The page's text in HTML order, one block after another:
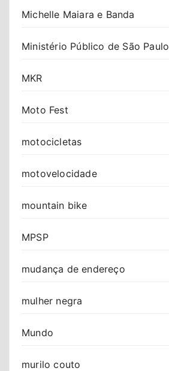
Michelle Maiara e Banda
Ministério Público de São Paulo
MKR
Moto Fest
motocicletas
motovelocidade
mountain bike
MPSP
mudança de endereço
mulher negra
Mundo
murilo couto